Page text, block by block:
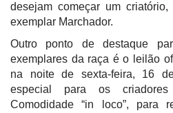
desejam começar um
exemplar Marchador.
Outro ponto de destaque
exemplares da raça é o leilão
na noite de sexta-feira, 16
especial para os
Comodidade “in loco”, para